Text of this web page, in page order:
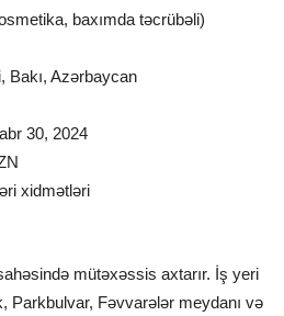
baxımda təcrübəli)
Bakı, Azərbaycan
30, 2024
xidmətləri
mütəxəssis axtarır. İş yeri
Parkbulvar, Fəvvarələr meydanı və